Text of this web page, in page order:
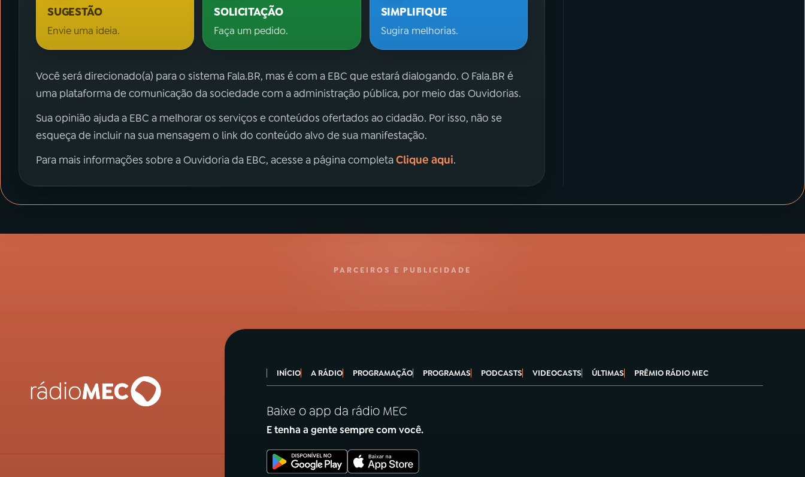
SUGESTÃO
Envie uma ideia.
SOLICITAÇÃO
Faça um pedido.
SIMPLIFIQUE
Sugira melhorias.
Você será direcionado(a) para o sistema Fala.BR, mas é com a EBC que estará dialogando. O Fala.BR é
uma plataforma de comunicação da sociedade com a administração pública, por meio das Ouvidorias.
Sua opinião ajuda a EBC a melhorar os serviços e conteúdos ofertados ao cidadão. Por isso, não se
esqueça de incluir na sua mensagem o link do conteúdo alvo de sua manifestação.
Para mais informações sobre a Ouvidoria da EBC, acesse a página completaClique aqui.
PARCEIROS E PUBLICIDADE
INÍCIO A RÁDIO PROGRAMAÇÃO PROGRAMAS PODCASTS VIDEOCASTS ÚLTIMAS PRÊMIO RÁDIO MEC
Baixe o app da rádio MEC
E tenha a gente sempre com você.